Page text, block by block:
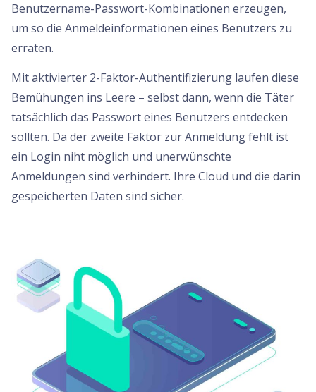
Benutzername-Passwort-Kombinationen erzeugen,
um so die Anmeldeinformationen eines Benutzers zu
erraten.
Mit aktivierter 2-Faktor-Authentifizierung laufen diese
Bemühungen ins Leere – selbst dann, wenn die Täter
tatsächlich das Passwort eines Benutzers entdecken
sollten. Da der zweite Faktor zur Anmeldung fehlt ist
ein Login niht möglich und unerwünschte
Anmeldungen sind verhindert. Ihre Cloud und die darin
gespeicherten Daten sind sicher.